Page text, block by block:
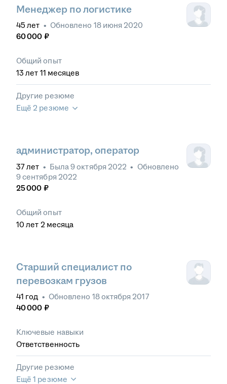
Менеджер по логистике
45 лет • Обновлено 18 июня 2020
60 000 ₽
Общий опыт
13 лет 11 месяцев
Другие резюме
Ещё 2 резюме
администратор, оператор
37лет • Была9 октября 2022 • Обновлено
9 сентября 2022
25 000 ₽
Общий опыт
10 лет 2 месяца
Старший специалист по
перевозкам грузов
41 год • Обновлено 18 октября 2017
40 000 ₽
Ключевые навыки
Ответственность
Другие резюме
Ещё 1 резюме